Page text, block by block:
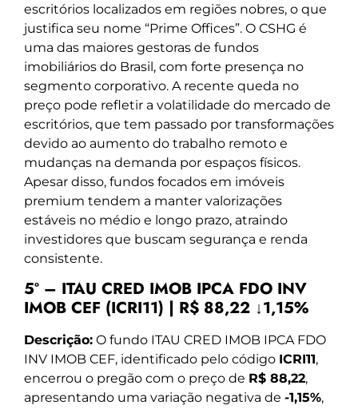
escritórios localizados em regiões nobres, o que
justifica seu nome “Prime Offices”. O CSHG é
uma das maiores gestoras de fundos
imobiliários do Brasil, com forte presença no
segmento corporativo. A recente queda no
preço pode refletir a volatilidade do mercado de
escritórios, que tem passado por transformações
devido ao aumento do trabalho remoto e
mudanças na demanda por espaços físicos.
Apesar disso, fundos focados em imóveis
premium tendem a manter valorizações
estáveis no médio e longo prazo, atraindo
investidores que buscam segurança e renda
consistente.
5º – ITAU CRED IMOB IPCA FDO INV
IMOB CEF (ICRI11) | R$ 88,22 ↓1,15%
Descrição: O fundo ITAU CRED IMOB IPCA FDO
INV IMOB CEF, identificado pelo código ICRI11,
encerrou o pregão com o preço de R$ 88,22,
apresentando uma variação negativa de -1,15%,